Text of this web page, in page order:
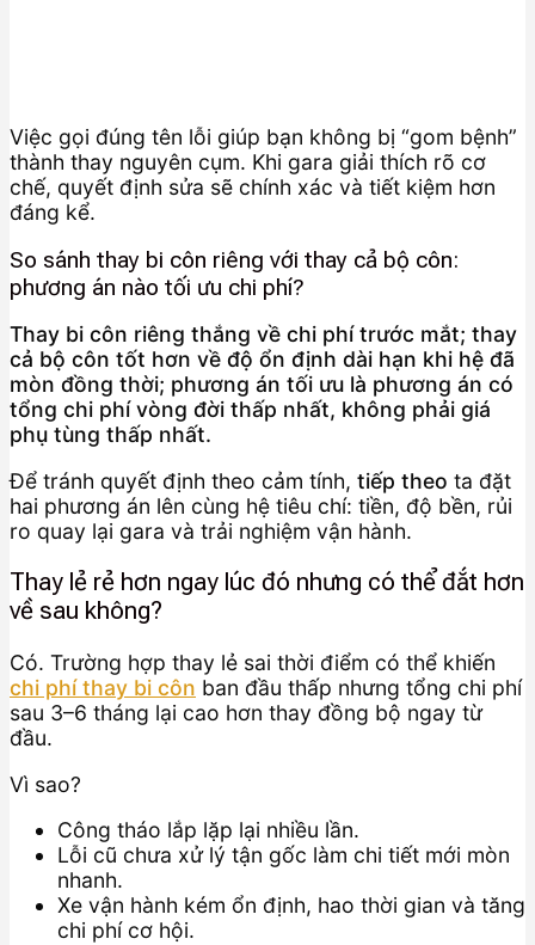
Việc gọi đúng tên lỗi giúp bạn không bị “gom bệnh”
thành thay nguyên cụm. Khi gara giải thích rõ cơ
chế, quyết định sửa sẽ chính xác và tiết kiệm hơn
đáng kể.
So sánh thay bi côn riêng với thay cả bộ côn:
phương án nào tối ưu chi phí?
Thay bi côn riêng thắng về chi phí trước mắt; thay
cả bộ côn tốt hơn về độ ổn định dài hạn khi hệ đã
mòn đồng thời; phương án tối ưu là phương án có
tổng chi phí vòng đời thấp nhất, không phải giá
phụ tùng thấp nhất.
Để tránh quyết định theo cảm tính, tiếp theo ta đặt
hai phương án lên cùng hệ tiêu chí: tiền, độ bền, rủi
ro quay lại gara và trải nghiệm vận hành.
Thay lẻ rẻ hơn ngay lúc đó nhưng có thể đắt hơn
về sau không?
Có. Trường hợp thay lẻ sai thời điểm có thể khiến
chi phí thay bi côn ban đầu thấp nhưng tổng chi phí
sau 3–6 tháng lại cao hơn thay đồng bộ ngay từ
đầu.
Vì sao?
Công tháo lắp lặp lại nhiều lần.
Lỗi cũ chưa xử lý tận gốc làm chi tiết mới mòn
nhanh.
Xe vận hành kém ổn định, hao thời gian và tăng
chi phí cơ hội.